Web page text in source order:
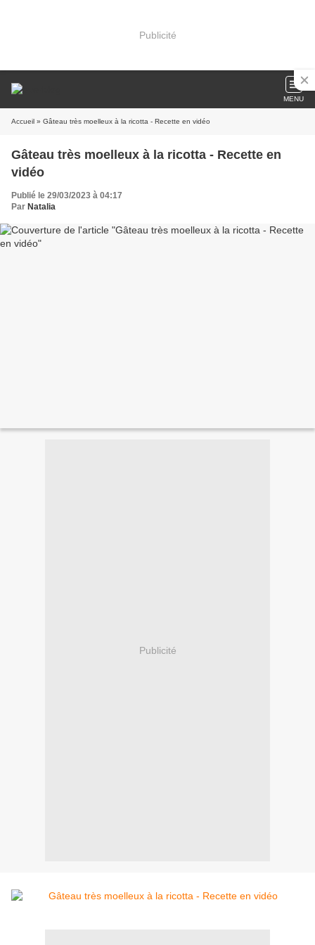
Publicité
MENU
Accueil » Gâteau très moelleux à la ricotta - Recette en vidéo
Gâteau très moelleux à la ricotta - Recette en
vidéo
Publié le 29/03/2023 à 04:17
Par Natalia
Publicité